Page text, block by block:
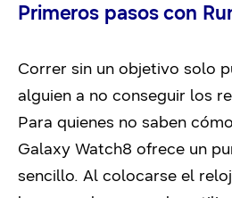
Primeros pasos con
Correr sin un objetivo solo
alguien a no conseguir los
Para quienes no saben
Galaxy Watch8 ofrece un
sencillo. Al colocarse el